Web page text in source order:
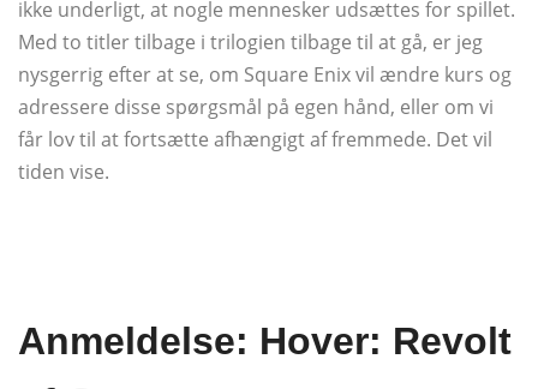
ikke underligt, at nogle mennesker udsættes for spillet.
Med to titler tilbage i trilogien tilbage til at gå, er jeg
nysgerrig efter at se, om Square Enix vil ændre kurs og
adressere disse spørgsmål på egen hånd, eller om vi
får lov til at fortsætte afhængigt af fremmede. Det vil
tiden vise.
Anmeldelse: Hover: Revolt